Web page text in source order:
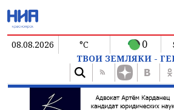
08.08.2026 °C 0
ТВОИ ЗЕМЛЯКИ -